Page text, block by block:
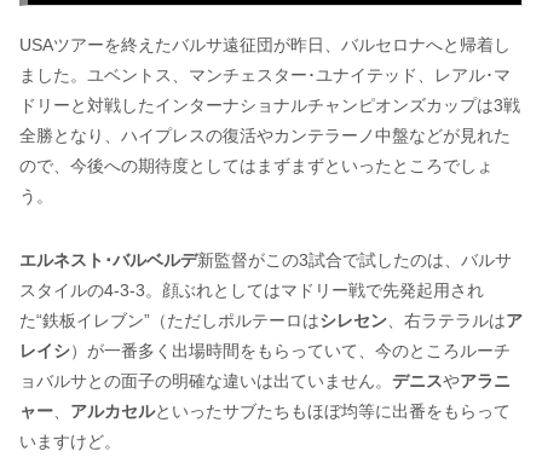
USAツアーを終えたバルサ遠征団が昨日、バルセロナへと帰着し
ました。ユベントス、マンチェスター･ユナイテッド、レアル･マ
ドリーと対戦したインターナショナルチャンピオンズカップは3戦
全勝となり、ハイプレスの復活やカンテラーノ中盤などが見れた
ので、今後への期待度としてはまずまずといったところでしょ
う。
エルネスト･バルベルデ新監督がこの3試合で試したのは、バルサ
スタイルの4-3-3。顔ぶれとしてはマドリー戦で先発起用され
た“鉄板イレブン”（ただしポルテーロはシレセン、右ラテラルはア
レイシ）が一番多く出場時間をもらっていて、今のところルーチ
ョバルサとの面子の明確な違いは出ていません。 デニスやアラニ
ャー、 アルカセルといったサブたちもほぼ均等に出番をもらって
いますけど。